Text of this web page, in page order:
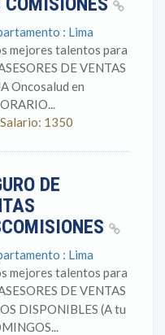
: Lima
mejores talentos para
DE VENTAS
Oncosalud en
1350
DE
: Lima
mejores talentos para
DE VENTAS
DISPONIBLES (A tu